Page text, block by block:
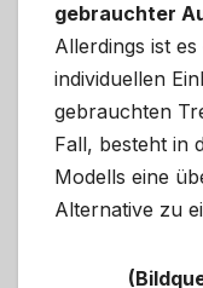
gebrauchter
Allerdings ist
individuellen
gebrauchten
Fall, besteht in
Modells eine
Alternative zu